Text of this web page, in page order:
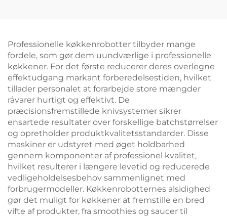
Professionelle køkkenrobotter tilbyder mange
fordele, som gør dem uundværlige i professionelle
køkkener. For det første reducerer deres overlegne
effektudgang markant forberedelsestiden, hvilket
tillader personalet at forarbejde store mængder
råvarer hurtigt og effektivt. De
præcisionsfremstillede knivsystemer sikrer
ensartede resultater over forskellige batchstørrelser
og opretholder produktkvalitetsstandarder. Disse
maskiner er udstyret med øget holdbarhed
gennem komponenter af professionel kvalitet,
hvilket resulterer i længere levetid og reducerede
vedligeholdelsesbehov sammenlignet med
forbrugermodeller. Køkkenrobotternes alsidighed
gør det muligt for køkkener at fremstille en bred
vifte af produkter, fra smoothies og saucer til